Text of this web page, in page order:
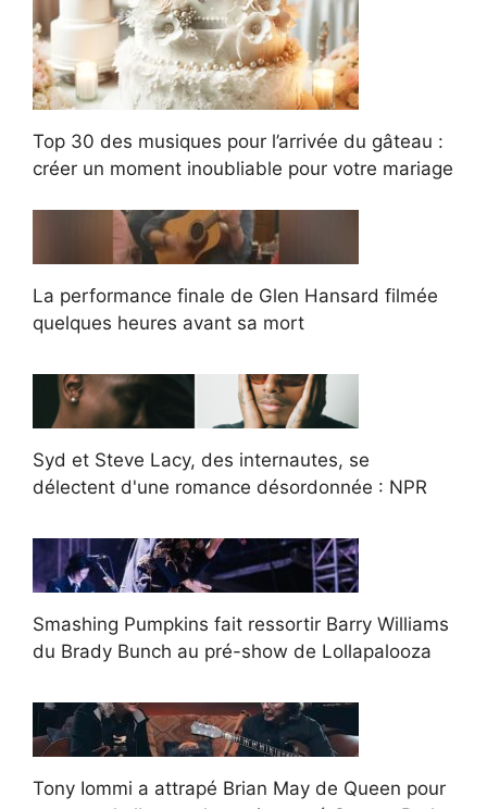
Top 30 des musiques pour l’arrivée du gâteau :
créer un moment inoubliable pour votre mariage
La performance finale de Glen Hansard filmée
quelques heures avant sa mort
Syd et Steve Lacy, des internautes, se
délectent d'une romance désordonnée : NPR
Smashing Pumpkins fait ressortir Barry Williams
du Brady Bunch au pré-show de Lollapalooza
Tony Iommi a attrapé Brian May de Queen pour